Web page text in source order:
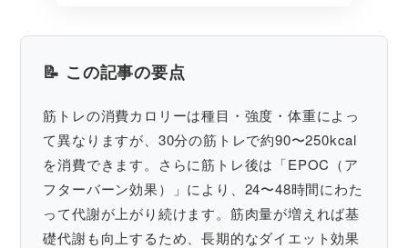
📝 この記事の要点
筋トレの消費カロリーは種目・強度・体重によっ
て異なりますが、30分の筋トレで約90〜250kcal
を消費できます。さらに筋トレ後は「EPOC（ア
フターバーン効果）」により、24〜48時間にわた
って代謝が上がり続けます。筋肉量が増えれば基
礎代謝も向上するため、長期的なダイエット効果